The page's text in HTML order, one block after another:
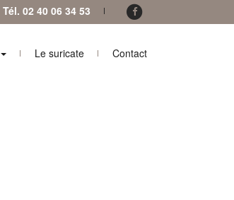
Tél. 02 40 06 34 53
Le suricate Contact